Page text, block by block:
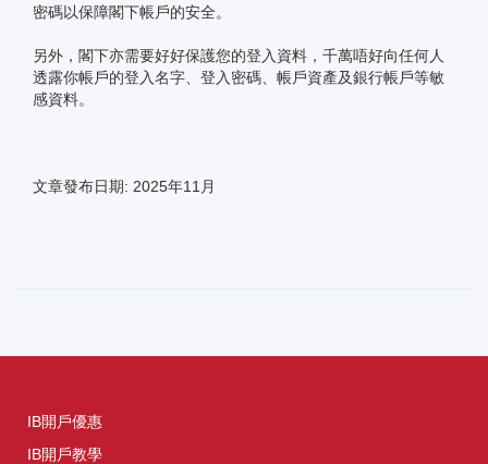
密碼以保障閣下帳戶的安全。
另外，閣下亦需要好好保護您的登入資料，千萬唔好向任何人
透露你帳戶的登入名字、登入密碼、帳戶資產及銀行帳戶等敏
感資料。
文章發布日期: 2025年11月
IB開戶優惠
IB開戶教學